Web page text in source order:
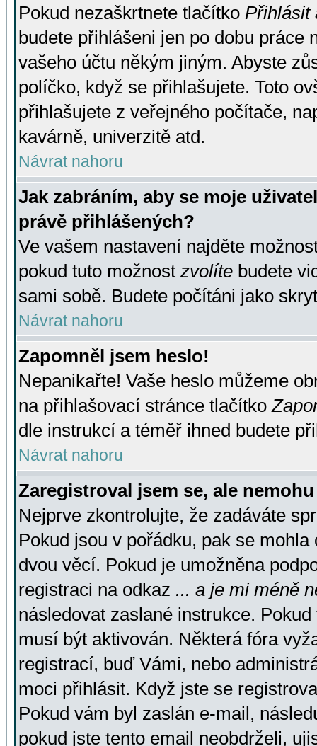
Pokud nezaškrtnete tlačítko Přihlásit
budete přihlášeni jen po dobu práce
vašeho účtu někým jiným. Abyste
políčko, když se přihlašujete. Toto
přihlašujete z veřejného počítače,
kavárně, univerzitě atd.
Návrat nahoru
Jak zabráním, aby se moje
právě přihlášených?
Ve vašem nastavení najděte
pokud tuto možnost zvolíte budete
sami sobě. Budete počítáni jako
Návrat nahoru
Zapomněl jsem heslo!
Nepanikařte! Vaše heslo můžeme
na přihlašovací stránce tlačítko
dle instrukcí a téměř ihned budete
Návrat nahoru
Zaregistroval jsem se, ale
Nejprve zkontrolujte, že zadáváte
Pokud jsou v pořádku, pak se
dvou věcí. Pokud je umožněna
registraci na odkaz ... a je mi méně
následovat zaslané instrukce.
musí být aktivován. Některá fóra
registrací, buď Vámi, nebo
moci přihlásit. Když jste se
Pokud vám byl zaslán e-mail,
pokud jste tento email neobdrželi,